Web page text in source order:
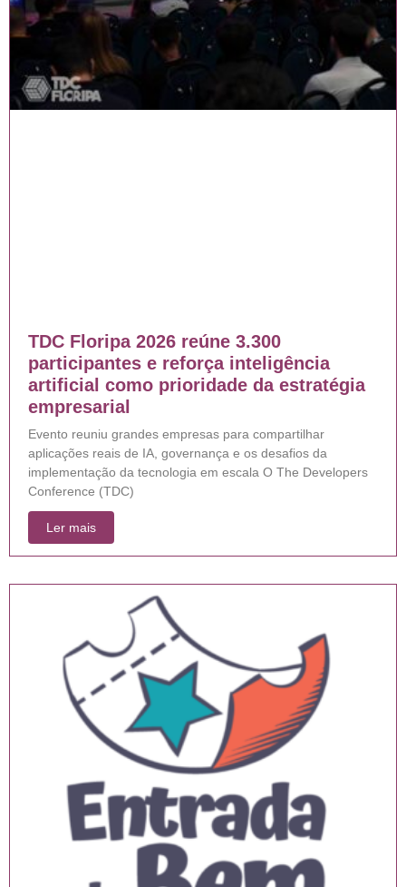
TDC Floripa 2026 reúne 3.300
participantes e reforça inteligência
artificial como prioridade da estratégia
empresarial
Evento reuniu grandes empresas para compartilhar
aplicações reais de IA, governança e os desafios da
implementação da tecnologia em escala O The Developers
Conference (TDC)
Ler mais